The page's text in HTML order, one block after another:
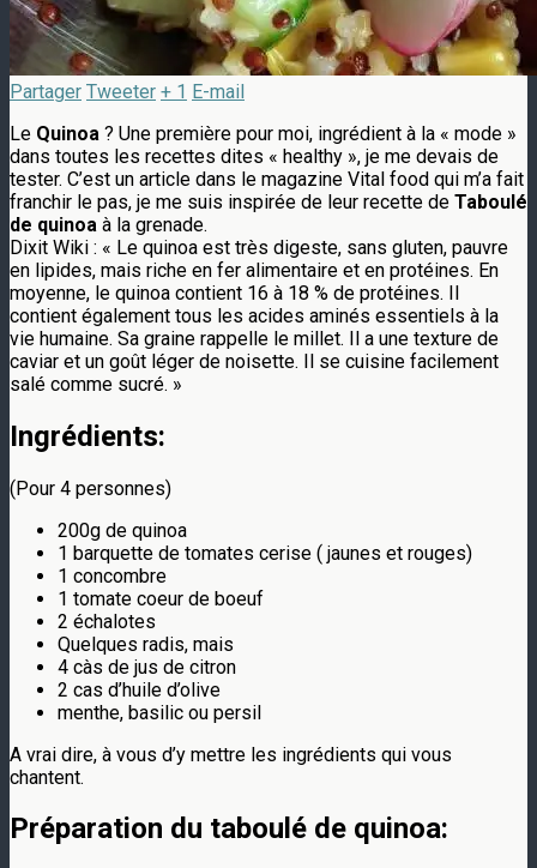
Partager Tweeter + 1 E-mail
Le Quinoa ? Une première pour moi, ingrédient à la « mode »
dans toutes les recettes dites « healthy », je me devais de
tester. C’est un article dans le magazine Vital food qui m’a fait
franchir le pas, je me suis inspirée de leur recette de Taboulé
de quinoa à la grenade.
Dixit Wiki : « Le quinoa est très digeste, sans gluten, pauvre
en lipides, mais riche en fer alimentaire et en protéines. En
moyenne, le quinoa contient 16 à 18 % de protéines. Il
contient également tous les acides aminés essentiels à la
vie humaine. Sa graine rappelle le millet. Il a une texture de
caviar et un goût léger de noisette. Il se cuisine facilement
salé comme sucré. »
Ingrédients:
(Pour 4 personnes)
200g de quinoa
1 barquette de tomates cerise ( jaunes et rouges)
1 concombre
1 tomate coeur de boeuf
2 échalotes
Quelques radis, mais
4 càs de jus de citron
2 cas d’huile d’olive
menthe, basilic ou persil
A vrai dire, à vous d’y mettre les ingrédients qui vous
chantent.
Préparation du taboulé de quinoa: